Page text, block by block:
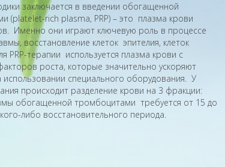
заключается в введении обогащенной
rich plasma, PRP) – это плазма крови
Именно они играют ключевую роль в процессе
восстановление клеток эпителия, клеток
терапии используется плазма крови с
роста, которые значительно ускоряют
специального оборудования. У
происходит разделение крови на 3 фракции:
обогащенной тромбоцитами требуется от 15 до
либо восстановительного периода.